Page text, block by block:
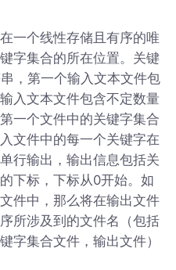
一个线性存储且有序的唯
字集合的所在位置。关键
，第一个输入文本文件包
入文本文件包含不定数量
一个文件中的关键字集合
文件中的每一个关键字在
行输出，输出信息包括关
下标，下标从0开始。如
件中，那么将在输出文件
所涉及到的文件名（包括
字集合文件，输出文件）